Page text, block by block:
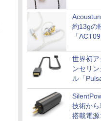
約13gの
「
世界初ア
ンセリ
ル「
技術か
搭載電